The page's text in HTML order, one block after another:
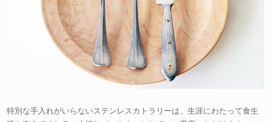
特別な手入れがいらないステンレスカトラリーは、生涯にわたって食生